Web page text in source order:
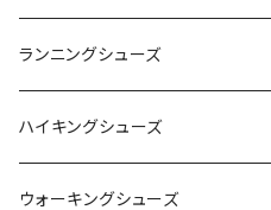
adidas（アディダス）
SAYSKY（セイスカイ）
NISHI（ニシ）
On
VIKING
asics
ランニングシューズ
On
adidas
ハイキングシューズ
On
ウォーキングシューズ